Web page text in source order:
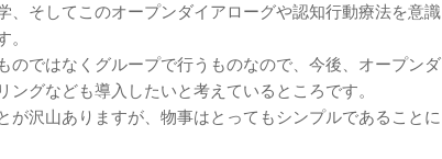
、そしてこのオープンダイアローグや認知行動療法を意識
。
のではなくグループで行うものなので、今後、オープンダ
グなども導入したいと考えているところです。
が沢山ありますが、物事はとってもシンプルであることに